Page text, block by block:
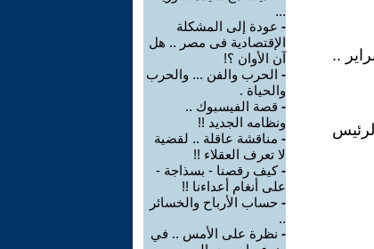
رجب اردوغان مصر ، ويقابل الرئيس السيسي يوم ١٤ فبراير ..
...
- عودة إلى المشكلة
الإقتصادية فى مصر .. هل
آن الأوان ؟!
- الحرب والفن ... والحرب
والحياة .
- قصة الفيسبوك ..
ونظامه الجديد !!
- مناقشة عاقلة .. لقضية
لا تعرف العقلاء !!
-كيف رقصنا - بسذاجة -
على أنغام أعداءنا !!
- حساب الأرباح والخسائر
..
- نظرة على الأمس .. في